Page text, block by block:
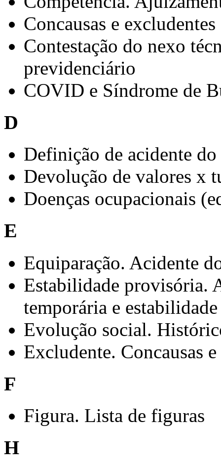
Concausas e
Contestação do nexo
previdenciário
COVID e Síndrome de
D
Definição de acidente
Devolução de valores x
Doenças ocupacionais
E
Equiparação. Acidente
Estabilidade provisória.
temporária e
Evolução social.
Excludente. Concausas
F
Figura. Lista de figuras
H